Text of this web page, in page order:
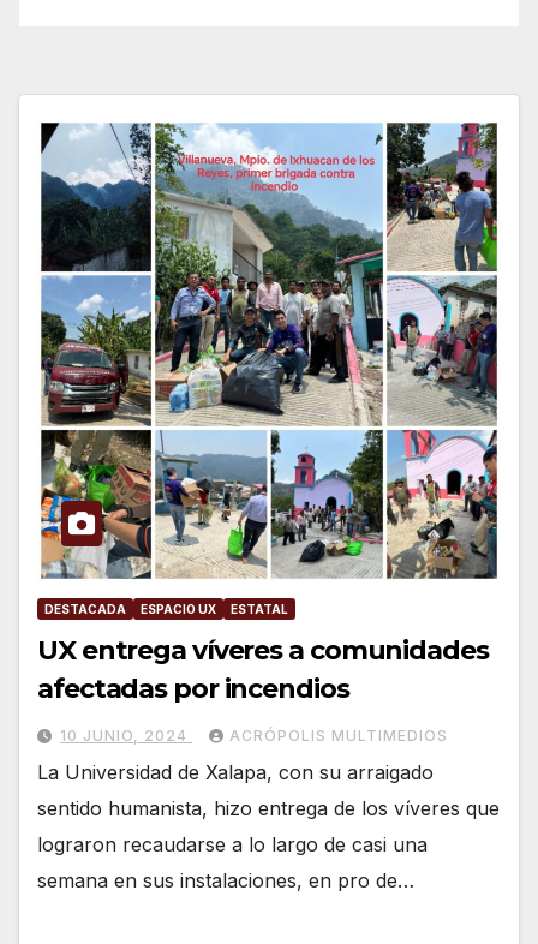
DESTACADA ESPACIO UX ESTATAL
UX entrega víveres a comunidades
afectadas por incendios
10 JUNIO, 2024 ACRÓPOLIS MULTIMEDIOS
La Universidad de Xalapa, con su arraigado
sentido humanista, hizo entrega de los víveres que
lograron recaudarse a lo largo de casi una
semana en sus instalaciones, en pro de…